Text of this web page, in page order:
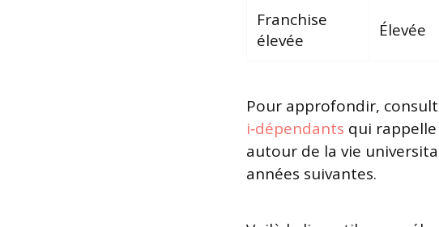
Franchise
élevée
Élevée
Pour approfondir,
i‑dépendants qui
autour de la vie
années suivantes.